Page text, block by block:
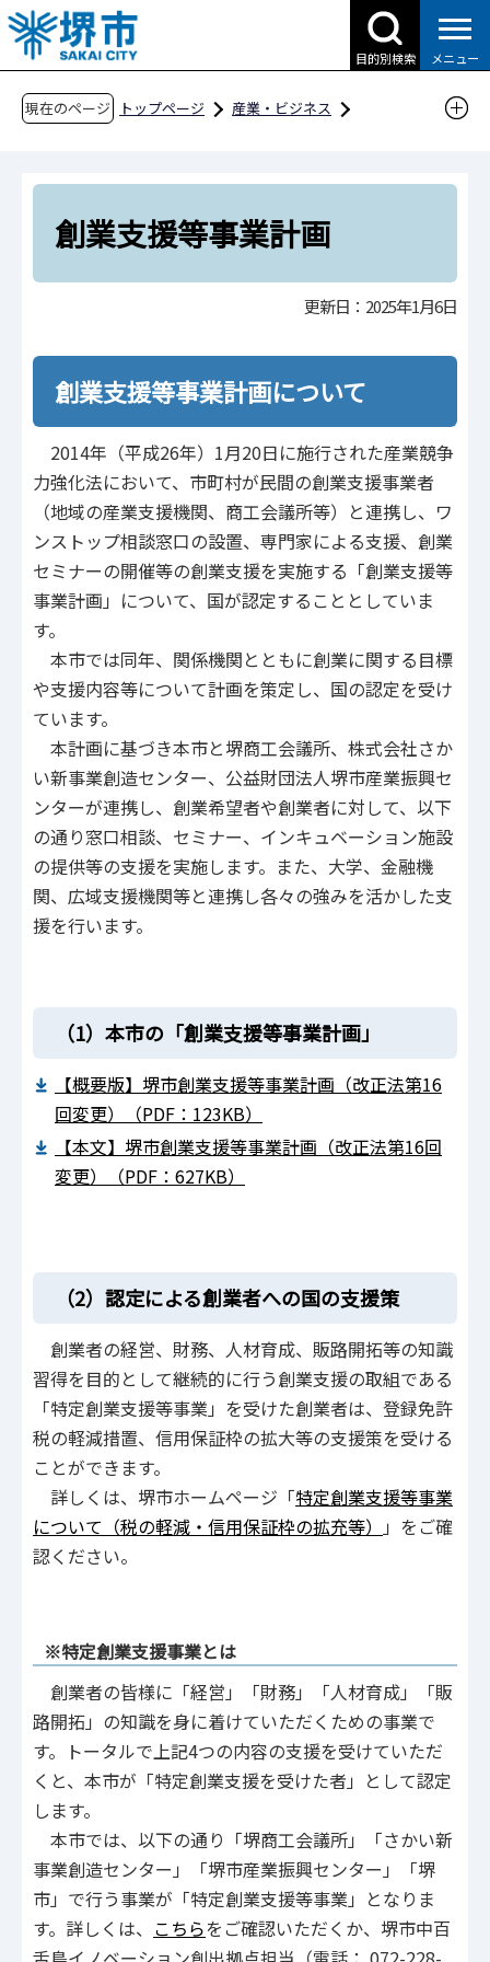
こ
の
ペ
目的別検索 メニュー
現在のページ トップページ
産業・ビジネス
産業振興関連資料、各種団体関連
創業支援事業計画
創業支援等事業計画
創業支援等事業計画
更新日：2025年1月6日
創業支援等事業計画について
2014年（平成26年）1月20日に施行された産業競争
力強化法において、市町村が民間の創業支援事業者
（地域の産業支援機関、商工会議所等）と連携し、ワ
ンストップ相談窓口の設置、専門家による支援、創業
セミナーの開催等の創業支援を実施する「創業支援等
事業計画」について、国が認定することとしていま
す。
本市では同年、関係機関とともに創業に関する目標
や支援内容等について計画を策定し、国の認定を受け
ています。
本計画に基づき本市と堺商工会議所、株式会社さか
い新事業創造センター、公益財団法人堺市産業振興セ
ンターが連携し、創業希望者や創業者に対して、以下
の通り窓口相談、セミナー、インキュベーション施設
の提供等の支援を実施します。また、大学、金融機
関、広域支援機関等と連携し各々の強みを活かした支
援を行います。
（1）本市の「創業支援等事業計画」
【概要版】堺市創業支援等事業計画（改正法第16
回変更）（PDF：123KB）
【本文】堺市創業支援等事業計画（改正法第16回
変更）（PDF：627KB）
（2）認定による創業者への国の支援策
創業者の経営、財務、人材育成、販路開拓等の知識
習得を目的として継続的に行う創業支援の取組である
「特定創業支援等事業」を受けた創業者は、登録免許
税の軽減措置、信用保証枠の拡大等の支援策を受ける
ことができます。
詳しくは、堺市ホームページ「特定創業支援等事業
について（税の軽減・信用保証枠の拡充等）
」をご確
認ください。
※特定創業支援事業とは
創業者の皆様に「経営」「財務」「人材育成」「販
路開拓」の知識を身に着けていただくための事業で
す。トータルで上記4つの内容の支援を受けていただ
くと、本市が「特定創業支援を受けた者」として認定
します。
本市では、以下の通り「堺商工会議所」「さかい新
事業創造センター」「堺市産業振興センター」「堺
市」で行う事業が「特定創業支援等事業」となりま
す。詳しくは、 こちらをご確認いただくか、堺市中百